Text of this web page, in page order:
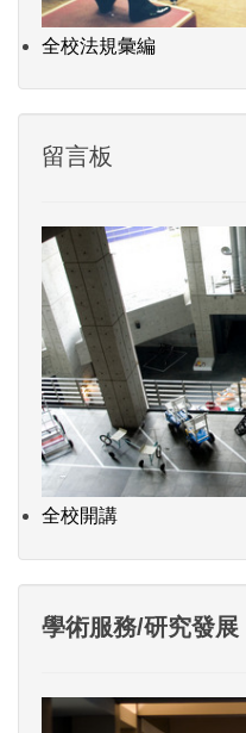
全校法規彙編
留言板
全校開講
學術服務/研究發展